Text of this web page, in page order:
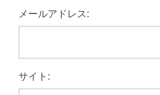
メールアドレス:
サイト: